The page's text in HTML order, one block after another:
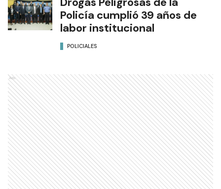
Policía cumplió 39 años de
labor institucional
POLICIALES
Ads